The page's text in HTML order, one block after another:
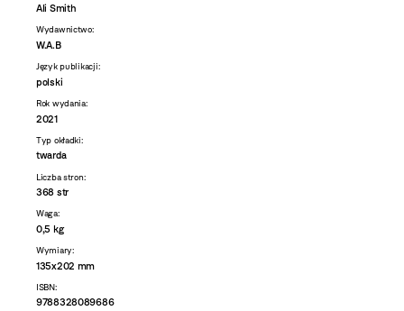
Ali Smith
Wydawnictwo:
W.A.B
Język publikacji:
polski
Rok wydania:
2021
Typ okładki:
twarda
Liczba stron:
368 str
Waga:
0,5 kg
Wymiary:
135x202 mm
ISBN:
9788328089686